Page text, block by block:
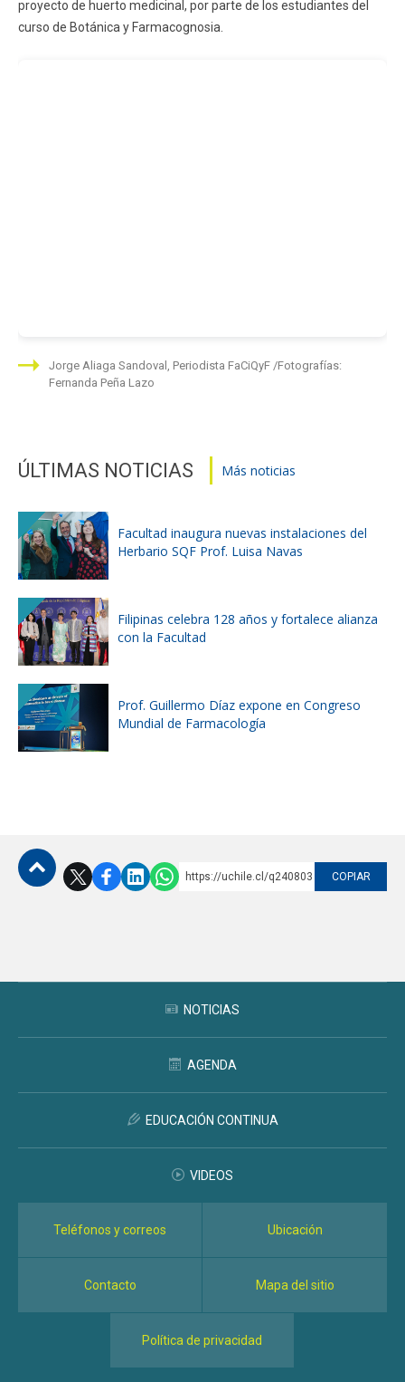
proyecto de huerto medicinal, por parte de los estudiantes del
curso de Botánica y Farmacognosia.
Jorge Aliaga Sandoval, Periodista FaCiQyF Fotografías:
Fernanda Peña Lazo
ÚLTIMAS NOTICIAS Más noticias
Facultad inaugura nuevas instalaciones del
Herbario SQF Prof. Luisa Navas
Filipinas celebra 128 años y fortalece alianza
con la Facultad
Prof. Guillermo Díaz expone en Congreso
Mundial de Farmacología
https://uchile.cl/q240803 COPIAR
NOTICIAS
AGENDA
EDUCACIÓN CONTINUA
VIDEOS
Teléfonos y correos Ubicación
Contacto Mapa del sitio
Política de privacidad